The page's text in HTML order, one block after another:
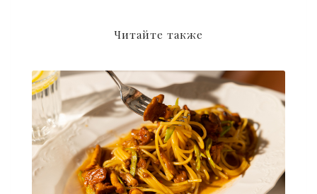
Читайте также